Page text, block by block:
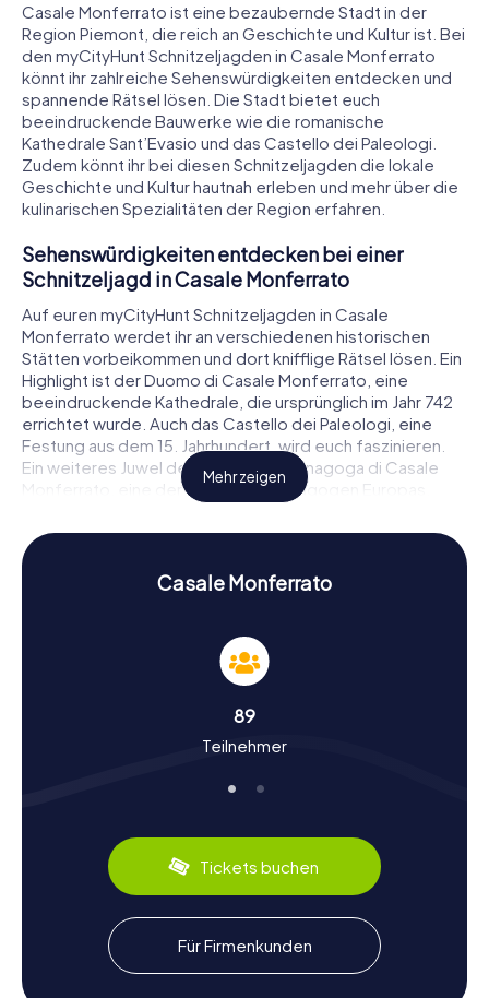
Casale Monferrato ist eine bezaubernde Stadt in der
Region Piemont, die reich an Geschichte und Kultur ist. Bei
den myCityHunt Schnitzeljagden in Casale Monferrato
könnt ihr zahlreiche Sehenswürdigkeiten entdecken und
spannende Rätsel lösen. Die Stadt bietet euch
beeindruckende Bauwerke wie die romanische
Kathedrale Sant’Evasio und das Castello dei Paleologi.
Zudem könnt ihr bei diesen Schnitzeljagden die lokale
Geschichte und Kultur hautnah erleben und mehr über die
kulinarischen Spezialitäten der Region erfahren.
Sehenswürdigkeiten entdecken bei einer
Schnitzeljagd in Casale Monferrato
Auf euren myCityHunt Schnitzeljagden in Casale
Monferrato werdet ihr an verschiedenen historischen
Stätten vorbeikommen und dort knifflige Rätsel lösen. Ein
Highlight ist der Duomo di Casale Monferrato, eine
beeindruckende Kathedrale, die ursprünglich im Jahr 742
errichtet wurde. Auch das Castello dei Paleologi, eine
Festung aus dem 15. Jahrhundert, wird euch faszinieren.
Ein weiteres Juwel der Stadt ist die Sinagoga di Casale
Monferrato, eine der schönsten Synagogen Europas.
Eindrücke, sondern auch spannende Rätsel, die es zu
lösen gilt.
Während eurer myCityHunt Schnitzeljagden in Casale
Monferrato werdet ihr tief in die Geschichte und Kultur
bewegte Vergangenheit, die bis ins Jahr 988 zurückreicht.
Die Stadt war unter anderem unter der Herrschaft von
dass Casale Monferrato einst ein Zentrum der
Pierluigi da Palestrina hier wirkten? Auch kulinarisch hat die
Stadt einiges zu bieten: Probiert unbedingt den lokalen
Barbera d’Asti Wein und den köstlichen Reis aus der
Nach der Schnitzeljagd in Casale Monferrato
die Umgebung erkunden
Mehr zeigen
Casale Monferrato
89
Teilnehmer
Tickets buchen
Für Firmenkunden